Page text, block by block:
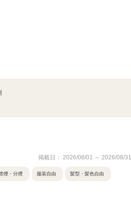
掲載日： 2026/08/01 ～ 2026/08/31
煙・分煙 服装自由 髪型・髪色自由